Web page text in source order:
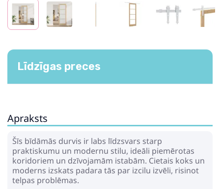
Līdzīgas preces
Apraksts
Šīs bīdāmās durvis ir labs līdzsvars starp
praktiskumu un modernu stilu, ideāli piemērotas
koridoriem un dzīvojamām istabām. Cietais koks un
moderns izskats padara tās par izcilu izvēli, risinot
telpas problēmas.